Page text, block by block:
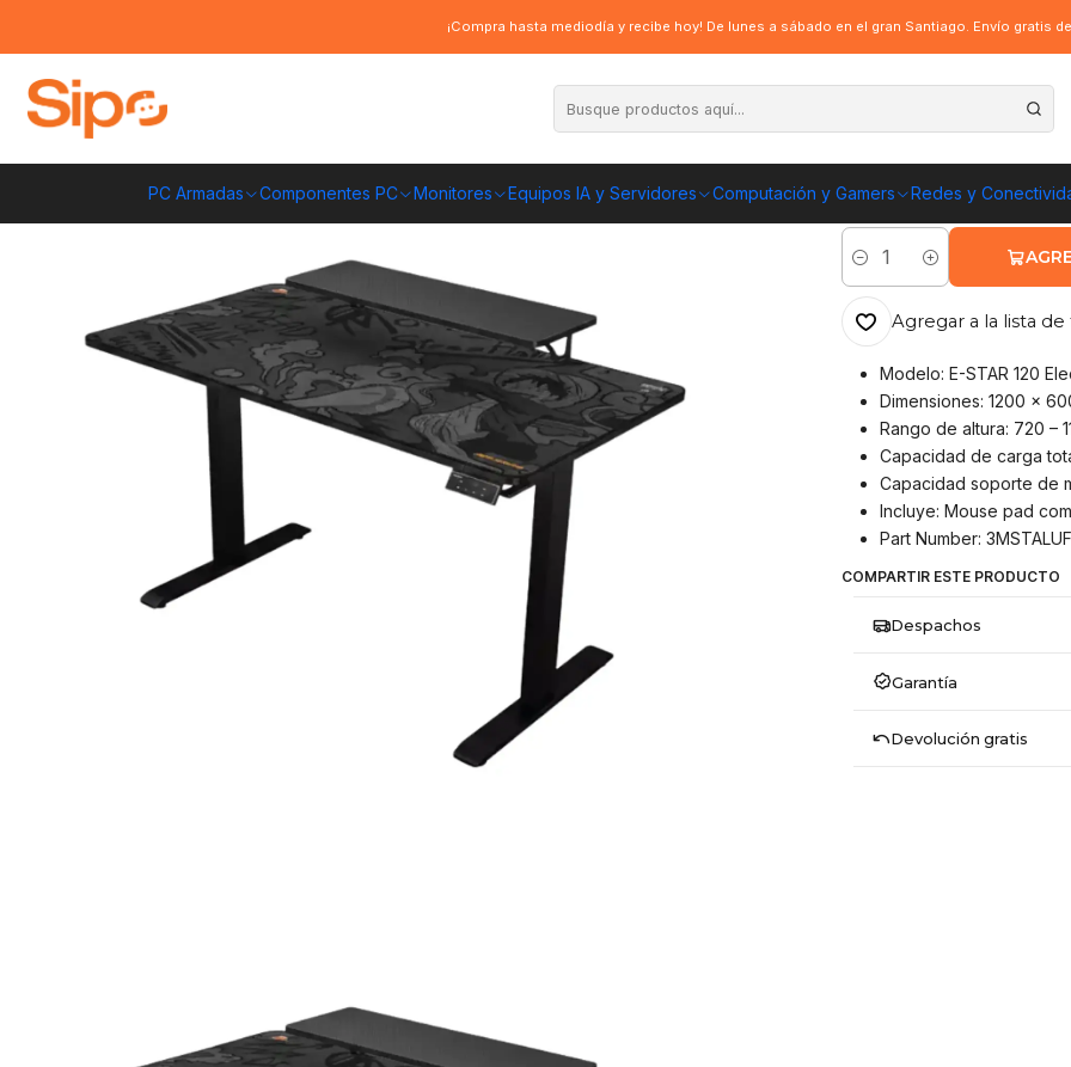
PC Armadas Componentes PC Monitores Equipos IA y Servidores Computación y Gamers Redes y
¡Compra hasta mediodía y recibe hoy! De lunes a sábado en el gran Santiago. Envío gratis
Escritorios Escritorio Eléctrico Cougar E-Star 120 Luffy One Piece Edición Limitada
Escritorio
Piece Edición
ENVÍO GRATIS A
Cantidad
Agregar a la lista de
Modelo: E-STAR 120
Dimensiones: 1200 x
Rango de altura: 720 –
Capacidad de carga
Capacidad soporte de
Incluye: Mouse pad
Part Number:
COMPARTIR ESTE PRODUCTO
Despachos
Garantía
Devolución gratis